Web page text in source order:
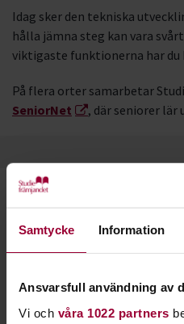
Samtycke Information
Ansvarsfull användning av
Vi och våra 1022 partners
Idag sker den tekniska
hålla jämna steg kan vara
viktigaste funktionerna har du
På flera orter samarbetar
SeniorNet
, där seniorer lär
Starta en
Läs mer om att starta